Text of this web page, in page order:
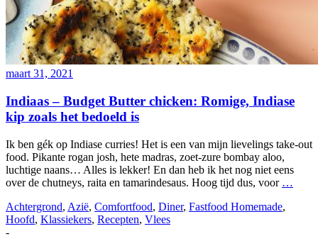
maart 31, 2021
Indiaas – Budget Butter chicken: Romige, Indiase
kip zoals het bedoeld is
Ik ben gék op Indiase curries! Het is een van mijn lievelings take-out
food. Pikante rogan josh, hete madras, zoet-zure bombay aloo,
luchtige naans… Alles is lekker! En dan heb ik het nog niet eens
over de chutneys, raita en tamarindesaus. Hoog tijd dus, voor …
Achtergrond, Azië, Comfortfood, Diner, Fastfood Homemade,
Hoofd, Klassiekers, Recepten, Vlees
-